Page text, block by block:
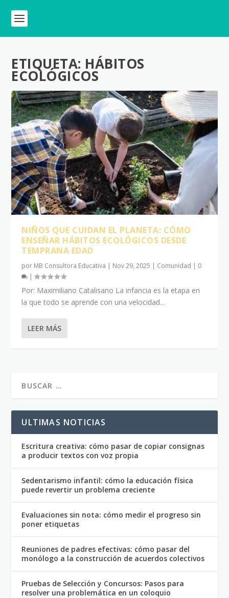
ETIQUETA: HÁBITOS
ECOLÓGICOS
NIÑOS QUE CUIDAN EL PLANETA: CÓMO
ENSEÑAR HÁBITOS ECOLÓGICOS DESDE
TEMPRANA EDAD
por MB Consultora Educativa | Nov 29, 2025 | Comunidad | 0
|
Por: Maximiliano Catalisano La infancia es la etapa en
la que todo se aprende con una velocidad...
LEER MÁS
ULTIMAS NOTICIAS
Escritura creativa: cómo pasar de copiar consignas
a producir textos con voz propia
Sedentarismo infantil: cómo la educación física
puede revertir un problema creciente
Evaluaciones sin nota: cómo medir el progreso sin
poner etiquetas
Reuniones de padres efectivas: cómo pasar del
monólogo a la construcción de acuerdos colectivos
Pruebas de Selección y Concursos: Pasos para
resolver una problemática en un coloquio